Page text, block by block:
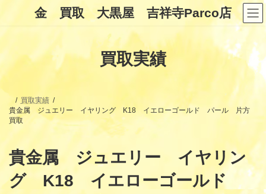
ン
キ
ッ
ー
に
移
金 買取 大黒屋 吉祥寺Parco店
買取実績
買取実績
貴金属 ジュエリー イヤリング K18 イエローゴールド パール 片方
買取
貴金属 ジュエリー イヤリン
グ K18 イエローゴールド